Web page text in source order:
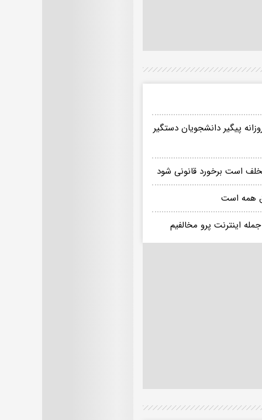
پیگیر دانشجویان دستگیر
است برخورد قانونی شود
همه است
اینترنت پرو مخالفیم